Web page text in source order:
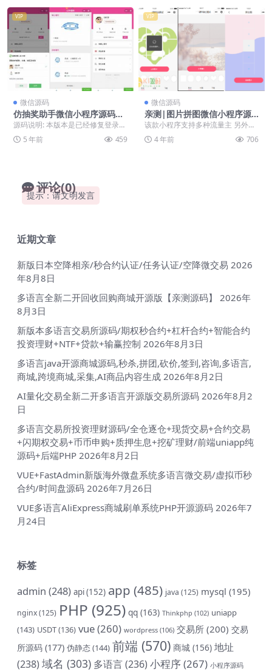
VIP
微信源码
仿抽奖助手微信小程序源码下
载-支持商家认证多种开奖方式
源码说明: 本版本是已经修复登录接
口的 支持商家认证带V 支持多种抽
奖模式 支持...
5 年前 459
VIP
微信源码
亲测|图片拼图微信小程序源
码下载支持多模板制作
该款小程序支持多种流量主 另外支
持多种图形模板制作切割 另外也支
持长图合成等功能...
4 年前 706
评论(0)
提示：请文明发言
近期文章
新版日本空降相亲/秒合约认证/任务认证/空降微交易 2026
年8月8日
多语言全新二开回收回购商城开源版【亲测源码】
2026年
8月3日
新版本多语言交易所源码/期权秒合约+杠杆合约+智能合约
投资理财+NTF+贷款+输赢控制 2026年8月3日
多语言java开源商城源码,秒杀,拼团,砍价,签到,咨询,多语言,
商城,跨境商城,采集,AI商品内容生成 2026年8月2日
AI量化交易全新二开多语言开源版交易所源码 2026年8月2
日
多语言交易所投资理财源码/全仓逐仓+现货交易+合约交易
+闪期权交易+币币申购+质押生息+挖矿理财/前端uniapp纯
源码+后端PHP 2026年8月2日
VUE+FastAdmin新版海外微盘系统多语言微交易/虚拟币秒
合约/时间盘源码 2026年7月26日
VUE多语言AliExpress商城刷单系统PHP开源源码 2026年7
月24日
标签
admin (248) api(152) app (485) java (125) mysql (195)
nginx(125) PHP (925) qq (163) Thinkphp (102) uniapp
(143) USDT(136) vue(260) wordpress (106) 交易所 (200) 交易
所源码 (177) 伪静态(144) 前端 (570) 商城 (156) 地址
(238)域名 (303) 多语言(236) 小程序(267) 小程序源码